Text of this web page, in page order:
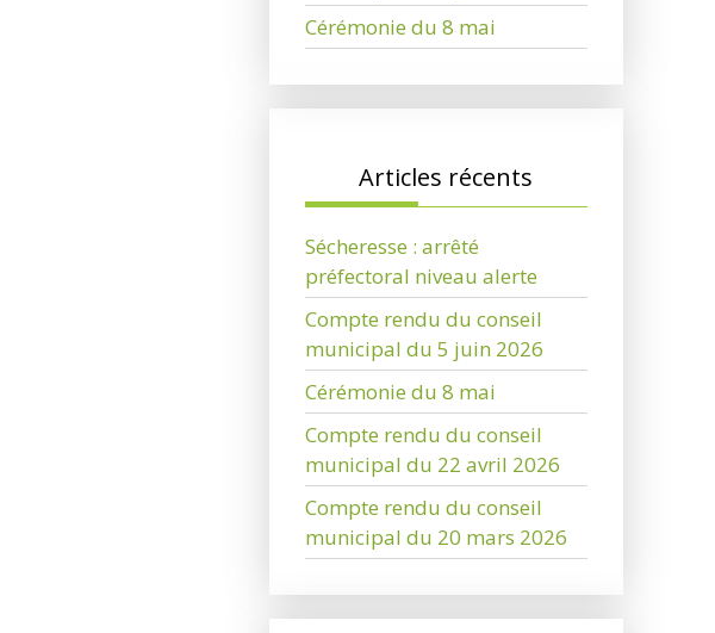
Cérémonie du 8 mai
Articles récents
Sécheresse : arrêté
préfectoral niveau alerte
Compte rendu du conseil
municipal du 5 juin 2026
Cérémonie du 8 mai
Compte rendu du conseil
municipal du 22 avril 2026
Compte rendu du conseil
municipal du 20 mars 2026